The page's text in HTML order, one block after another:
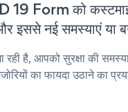
19 Form को
नई समस्याएं या
है, आपको सुरक्षा की
का फायदा उठाने का